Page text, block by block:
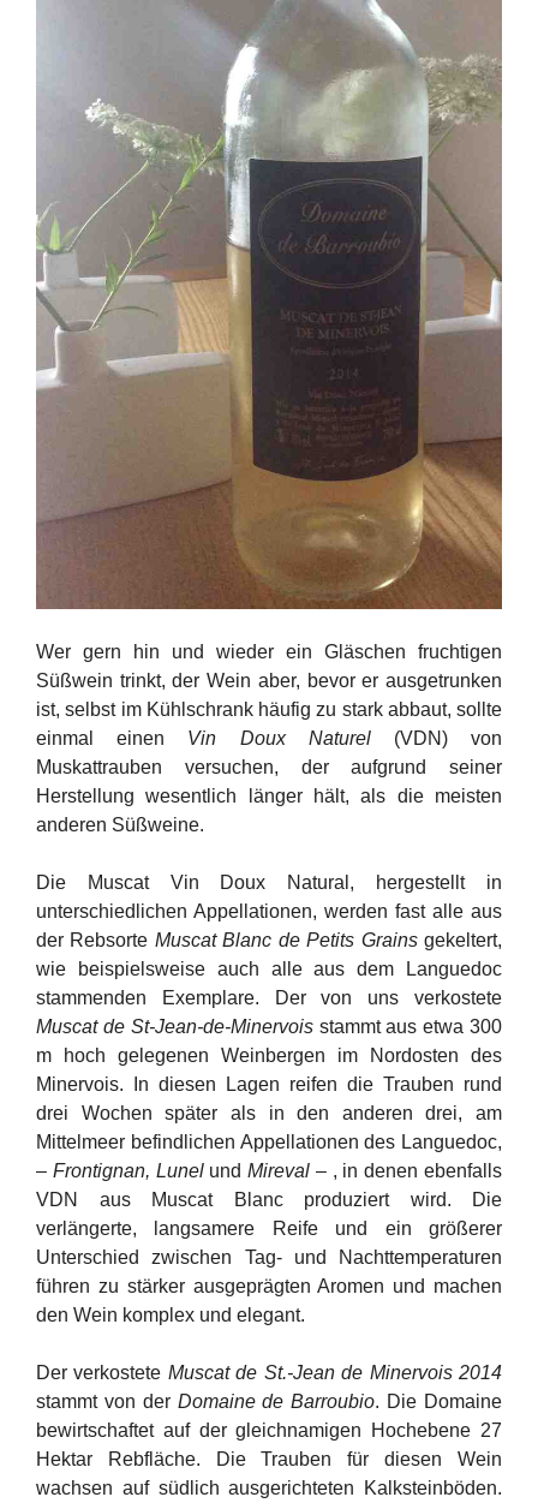
Wer gern hin und wieder ein Gläschen fruchtigen
Süßwein trinkt, der Wein aber, bevor er ausgetrunken
ist, selbst im Kühlschrank häufig zu stark abbaut, sollte
einmal einen Vin Doux Naturel(VDN) von
Muskattrauben versuchen, der aufgrund seiner
Herstellung wesentlich länger hält, als die meisten
anderen Süßweine.
Die Muscat Vin Doux Natural, hergestellt in
unterschiedlichen Appellationen, werden fast alle aus
der Rebsorte Muscat Blanc de Petits Grainsgekeltert,
wie beispielsweise auch alle aus dem Languedoc
stammenden Exemplare. Der von uns verkostete
Muscat de St-Jean-de-Minervoisstammt aus etwa 300
m hoch gelegenen Weinbergen im Nordosten des
Minervois. In diesen Lagen reifen die Trauben rund
drei Wochen später als in den anderen drei, am
Mittelmeer befindlichen Appellationen des Languedoc,
– Frontignan, LunelundMireval – , in denen ebenfalls
VDN aus Muscat Blanc produziert wird. Die
verlängerte, langsamere Reife und ein größerer
Unterschied zwischen Tag- und Nachttemperaturen
führen zu stärker ausgeprägten Aromen und machen
den Wein komplex und elegant.
Der verkostete Muscat de St.-Jean de Minervois 2014
stammt von der Domaine de Barroubio. Die Domaine
bewirtschaftet auf der gleichnamigen Hochebene 27
Hektar Rebfläche. Die Trauben für diesen Wein
wachsen auf südlich ausgerichteten Kalksteinböden.